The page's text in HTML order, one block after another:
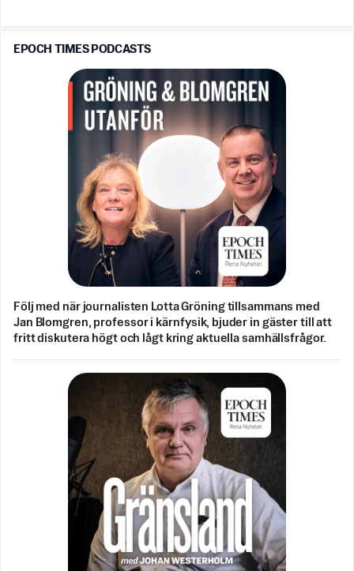
EPOCH TIMES PODCASTS
Följ med när journalisten Lotta Gröning tillsammans med
Jan Blomgren, professor i kärnfysik, bjuder in gäster till att
fritt diskutera högt och lågt kring aktuella samhällsfrågor.